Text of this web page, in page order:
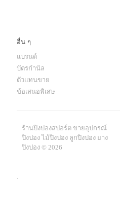
อื่น ๆ
แบรนด์
บัตรกำนัล
ตัวแทนขาย
ข้อเสนอพิเสษ
ร้านปิงปองสปอร์ต ขายอุปกรณ์
ปิงปอง ไม้ปิงปอง ลูกปิงปอง ยาง
ปิงปอง © 2026
.